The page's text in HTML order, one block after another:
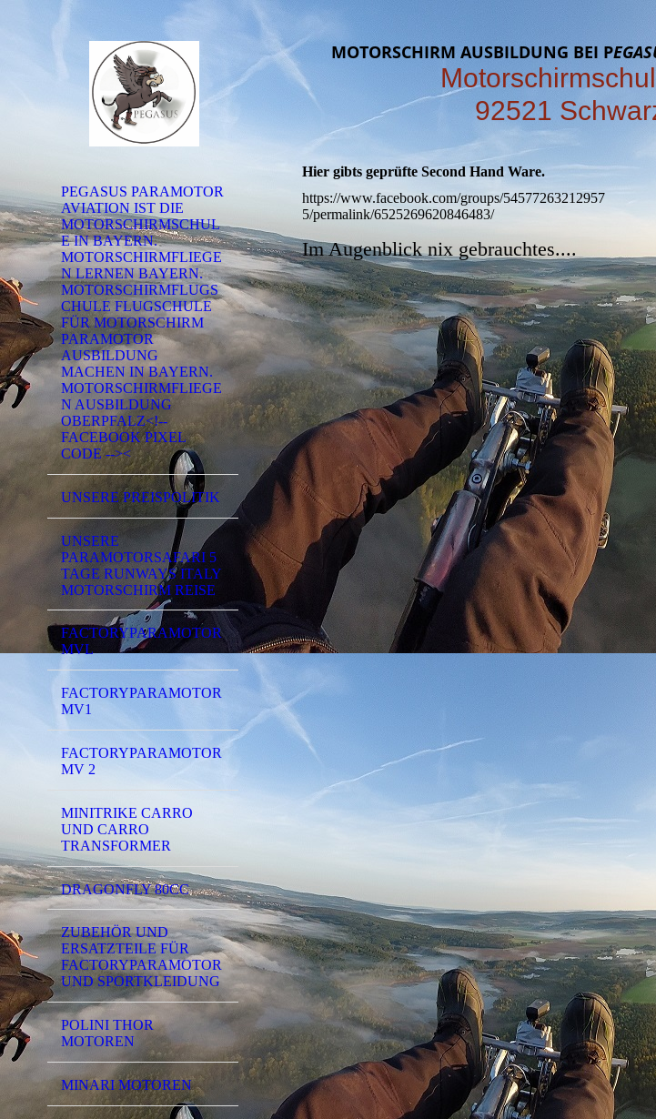
PEGASUS PARAMOTOR
AVIATION IST DIE
MOTORSCHIRMSCHUL
E IN BAYERN.
MOTORSCHIRMFLIEGE
N LERNEN BAYERN.
MOTORSCHIRMFLUGS
CHULE FLUGSCHULE
FÜR MOTORSCHIRM
PARAMOTOR
AUSBILDUNG
MACHEN IN BAYERN.
MOTORSCHIRMFLIEGE
N AUSBILDUNG
OBERPFALZ<!--
FACEBOOK PIXEL
CODE --><
UNSERE PREISPOLITIK
UNSERE
PARAMOTORSAFARI 5
TAGE RUNWAYS ITALY
MOTORSCHIRM REISE
FACTORYPARAMOTOR
MVL
FACTORYPARAMOTOR
MV1
FACTORYPARAMOTOR
MV 2
MINITRIKE CARRO
UND CARRO
TRANSFORMER
DRAGONFLY 80CC
ZUBEHÖR UND
ERSATZTEILE FÜR
FACTORYPARAMOTOR
UND SPORTKLEIDUNG
POLINI THOR
MOTOREN
MINARI MOTOREN
MOTORSCHIRM AUSBILDUNG BEI P
92521
Hier gibts geprüfte Second Hand Ware.
https://www.facebook.com/groups/54577263212957
5/permalink/6525269620846483/
Im Augenblick nix gebrauchtes....